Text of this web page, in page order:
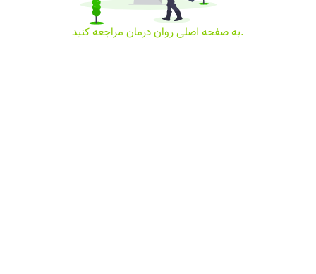
به صفحه اصلی روان درمان مراجعه کنید.